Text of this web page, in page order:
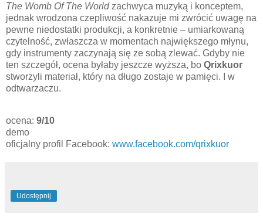
The Womb Of The Worldzachwyca muzyką i konceptem,
jednak wrodzona czepliwość nakazuje mi zwrócić uwagę na
pewne niedostatki produkcji, a konkretnie – umiarkowaną
czytelność, zwłaszcza w momentach największego młynu,
gdy instrumenty zaczynają się ze sobą zlewać. Gdyby nie
ten szczegół, ocena byłaby jeszcze wyższa, bo Qrixkuor
stworzyli materiał, który na długo zostaje w pamięci. I w
odtwarzaczu.
ocena: 9/10
demo
oficjalny profil Facebook: www.facebook.com/qrixkuor
Udostępnij